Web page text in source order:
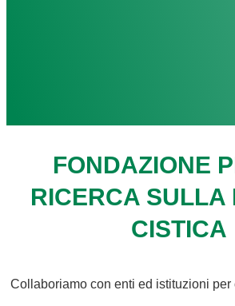
FONDAZIONE
RICERCA SULLA
CISTICA
Collaboriamo con enti ed istituzioni per